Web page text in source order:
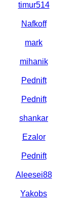
timur514
Nafkoff
mark
mihanik
Pednift
Pednift
shankar
Ezalor
Pednift
Aleesei88
Yakobs